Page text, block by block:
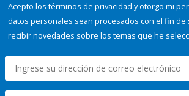
Acepto los términos de privacidad y otorgo mi
datos personales sean procesados con el fin de
recibir novedades sobre los temas que he